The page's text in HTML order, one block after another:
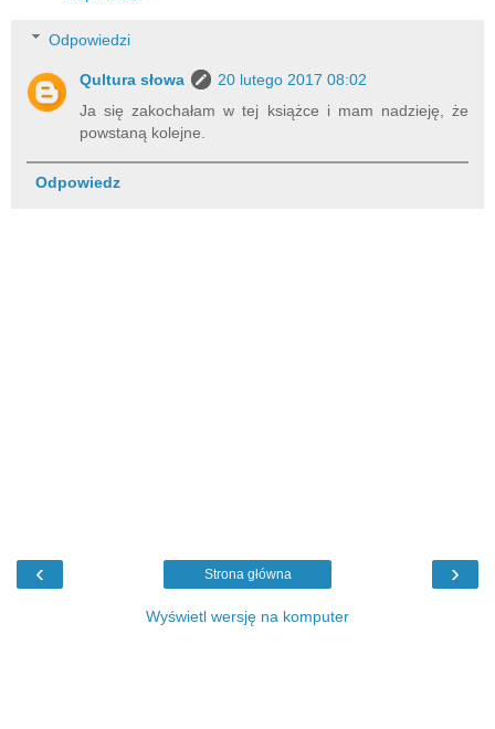
Odpowiedzi
Qultura słowa
20 lutego 2017 08:02
Ja się zakochałam w tej książce i mam nadzieję, że
powstaną kolejne.
Odpowiedz
‹ ›
Strona główna
Wyświetl wersję na komputer